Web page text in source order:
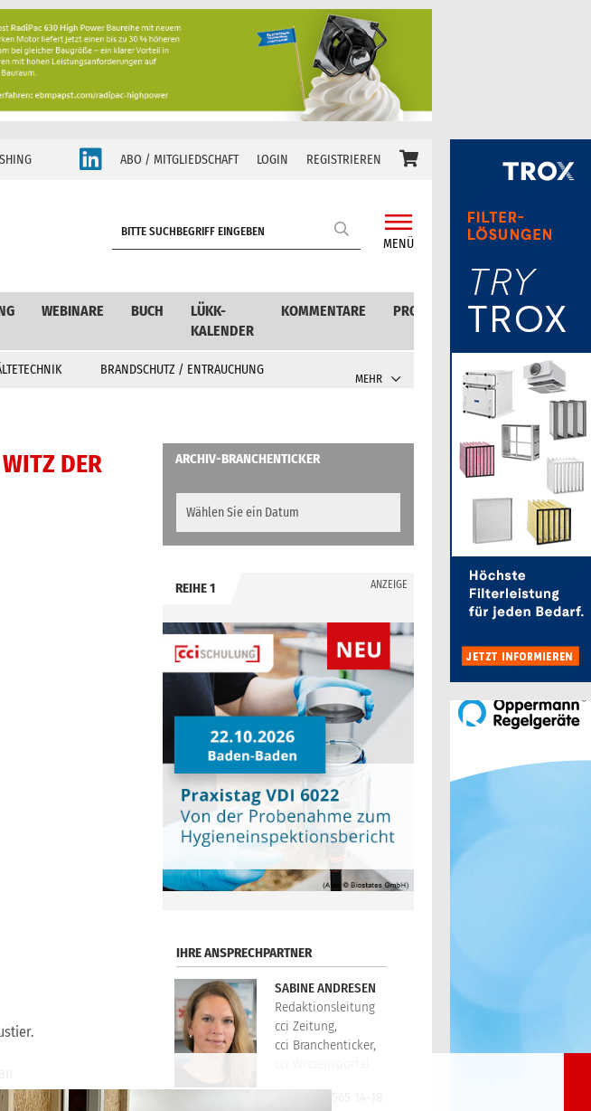
ABO / MITGLIEDSCHAFT LOGIN REGISTRIEREN
MENÜ
WEBINARE BUCH
LÜKK-
KALENDER
KOMMENTARE PRODUKTE
BRANDSCHUTZ / ENTRAUCHUNG
MEHR
DER
ARCHIV-BRANCHENTICKER
REIHE 1 ANZEIGE
IHRE ANSPRECHPARTNER
SABINE ANDRESEN
Redaktionsleitung
cci Zeitung,
cci Branchenticker,